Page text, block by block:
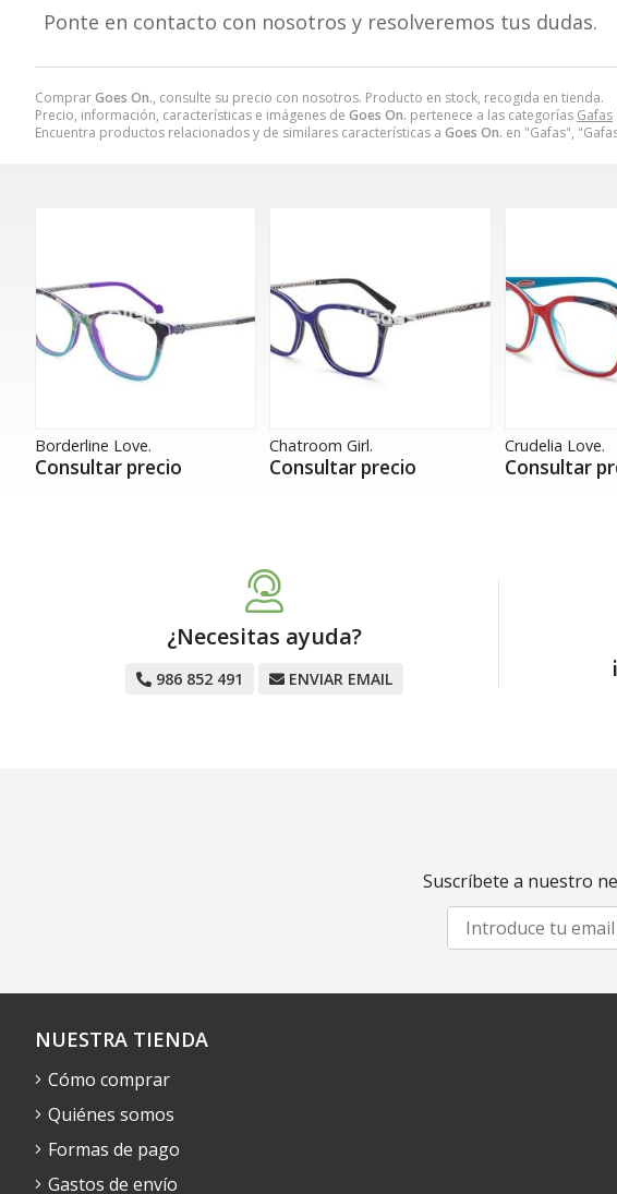
ComprarGoes On., consulte su precio con nosotros. Producto en stock, recogida en tienda.
Precio, información, características e imágenes de Goes On. pertenece a las categorías Gafas
Encuentra productos relacionados y de similares características a Goes On. en "Gafas",
Ponte en contacto con nosotros y resolveremos tus dudas.
Borderline Love.
Consultar precio
Chatroom Girl.
Consultar precio
Crudelia Love.
Consultar
¿Necesitas ayuda?
986 852 491 ENVIAR EMAIL
Suscríbete a nuestro
NUESTRA TIENDA
Cómo comprar
Quiénes somos
Formas de pago
Gastos de envío